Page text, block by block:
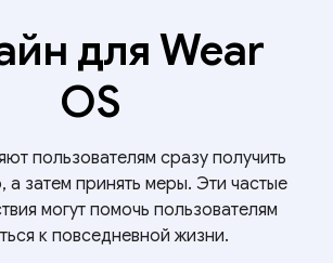
для Wear
OS
пользователям сразу получить
затем принять меры. Эти частые
могут помочь пользователям
к повседневной жизни.